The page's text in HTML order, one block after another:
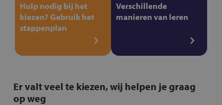
Hulp nodig bij het
kiezen? Gebruik het
stappenplan
Verschillende
manieren van leren
Er valt veel te kiezen, wij helpen je graag
op weg